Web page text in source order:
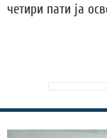
четири пати ја